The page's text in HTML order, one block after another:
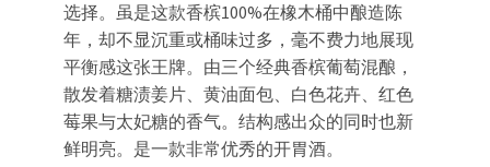
选择。虽是这款香槟100%在橡木桶中酿造陈
年，却不显沉重或桶味过多，毫不费力地展现
平衡感这张王牌。由三个经典香槟葡萄混酿，
散发着糖渍姜片、黄油面包、白色花卉、红色
莓果与太妃糖的香气。结构感出众的同时也新
鲜明亮。是一款非常优秀的开胃酒。